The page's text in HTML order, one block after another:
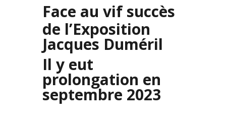
Face au vif succès
de l’Exposition
Jacques Duméril
Il y eut
prolongation en
septembre 2023